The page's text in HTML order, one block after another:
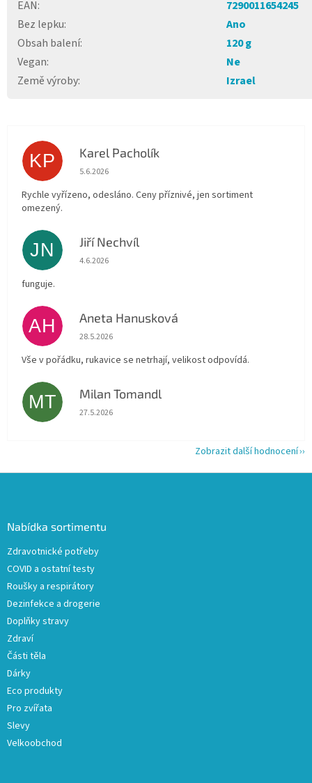
EAN:
7290011654245
Bez lepku:
Ano
Obsah balení:
120 g
Vegan:
Ne
Země výroby: Izrael
KP Karel Pacholík
Hodnocení obchodu je 4 z 5 hvězdiček.
5.6.2026
Rychle vyřízeno, odesláno. Ceny příznivé, jen sortiment
omezený.
JN Jiří Nechvíl
Hodnocení obchodu je 5 z 5 hvězdiček.
4.6.2026
funguje.
AH Aneta Hanusková
Hodnocení obchodu je 5 z 5 hvězdiček.
28.5.2026
Vše v pořádku, rukavice se netrhají, velikost odpovídá.
MT Milan Tomandl
Hodnocení obchodu je 5 z 5 hvězdiček.
27.5.2026
Zobrazit další hodnocení
Nabídka sortimentu
Zdravotnické potřeby
COVID a ostatní testy
Roušky a respirátory
Dezinfekce a drogerie
Doplňky stravy
Zdraví
Části těla
Dárky
Eco produkty
Pro zvířata
Slevy
Velkoobchod